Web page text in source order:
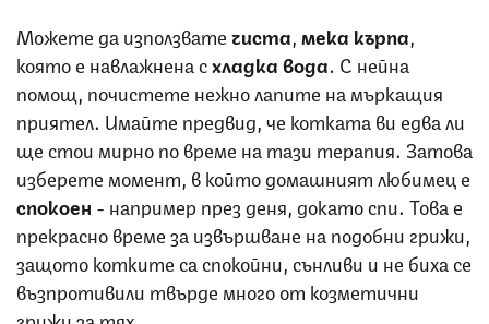
Можете да използватечиста мека кърпа
която е навлажнена схладка вода. С нейна
помощ, почистете нежно лапите на мъркащия
приятел. Имайте предвид, че котката ви едва ли
ще стои мирно по време на тази терапия. Затова
изберете момент, в който домашният любимец е
спокоен - например през деня, докато спи. Това е
прекрасно време за извършване на подобни грижи,
защото котките са спокойни, сънливи и не биха се
възпротивили твърде много от козметични
грижи за тях.